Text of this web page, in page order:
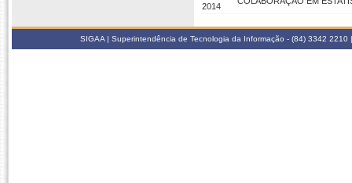
2014
SIGAA | Superintendência de Tecnologia da Informação - (84) 3342